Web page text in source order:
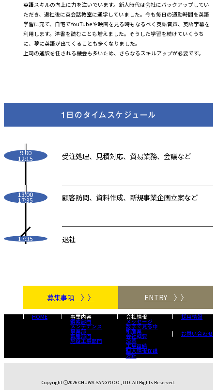
英語スキルの向上に力を注いでいます。新人時代は会社にバックアップしてい
ただき、退社後に英会話教室に通学していました。今も毎日の通勤時間を英語
学習に充て、自宅でYouTubeや映画を見る時もなるべく英語音声、英語字幕を
利用します。洋書を読むことも増えました。そうした学習を続けていくうち
に、夢に英語が出てくることも多くなりました。
上司の通訳を任される機会も多いため、さらなるスキルアップが必要です。
9:00
12:15 受注処理、見積対応、貿易業務、会議など
13:00
17:35 顧客訪問、資料作成、新規事業企画立案など
17:35 退社
募集事項 〉〉 ENTRY 〉〉
HOME 事業内容
鋼索部門
メンテナンス
事業部
畜産部門
施設工事部門
会社情報
メッセージ
数字で見る中
和産業
会社概要
沿革
工場設備
個人情報保護
方針
採用情報
お問い合わせ
Copyright ⓒ2026 CHUWA SANGYO CO., LTD. All Rights Reserved.